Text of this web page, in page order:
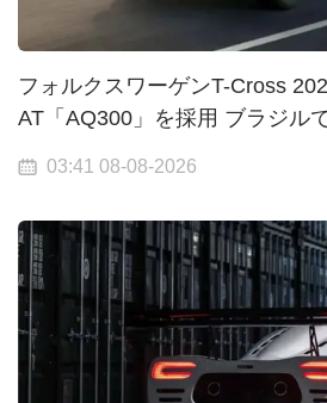
フォルクスワーゲンT-Cross
AT「AQ300」を採用 ブラジル
03:41 08-08-2026